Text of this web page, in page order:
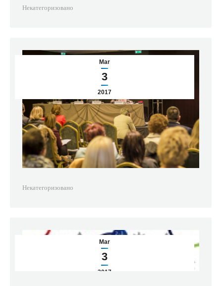
Некатегоризовано
Mar
3
2017
Некатегоризовано
Mar
3
2017